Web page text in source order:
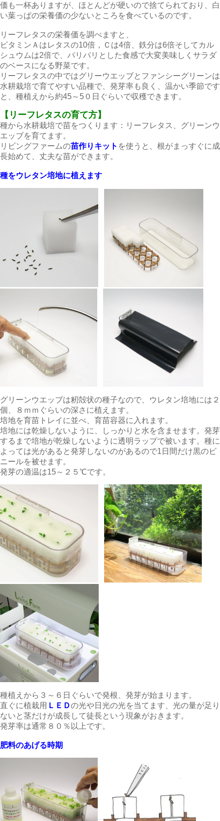
価も一杯ありますが、ほとんどが硬いので捨てられており、白
い葉っぱの栄養価の少ないところを食べているのです。
リーフレタスの栄養価を調べますと、
ビタミンＡはレタスの10倍，Ｃは4倍、鉄分は6倍そしてカル
シュウムは2倍で、パリパリとした食感で大変美味しくサラダ
のベースになる野菜です。
リーフレタスの中ではグリーウエッブとファンシーグリーンは
水耕栽培で育てやすい品種で、発芽率も良く、温かい季節です
と、種植えから約45～5０日ぐらいで収穫できます。
【リーフレタスの育て方】
種から水耕栽培で苗をつくります：リーフレタス、グリーンウ
エッブを育てます。
リビングファームの苗作りキット を使うと、根がまっすぐに成
長始めて、丈夫な苗ができます。
種をウレタン培地に植えます
グリーンウエッブは籾殻状の種子なので、ウレタン培地には２
個、８ｍｍぐらいの深さに植えます。
培地を育苗トレイに並べ、育苗容器に入れます。
培地には乾燥しないように、しっかりと水を含ませます。発芽
するまで培地が乾燥しないように透明ラップで被います。種に
よっては光があると発芽しないのがあるので1日間だけ黒のビ
ニールを被せます。
発芽の適温は15～２５℃です。
種植えから３～６日ぐらいで発根、発芽が始まります。
直ぐに植栽用 ＬＥＤの光や日光の光を当てます、光の量が足り
ないと茎だけが成長して徒長という現象がおきます。
発芽率は通常８０％以上です。
肥料のあげる時期